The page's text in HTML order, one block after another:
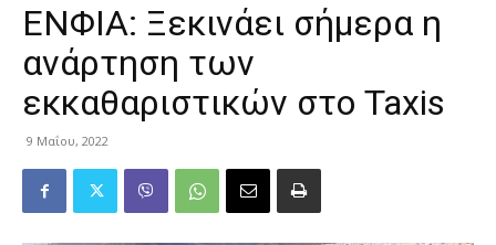
ΕΝΦΙΑ: Ξεκινάει σήμερα η
ανάρτηση των
εκκαθαριστικών στο Taxis
9 Μαΐου, 2022